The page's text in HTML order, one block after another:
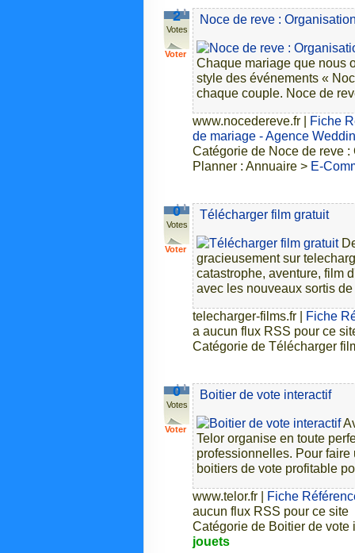
2
Votes
Voter
Noce de reve :
Chaque mariage que nous
style des événements «
chaque couple. Noce de
www.nocedereve.fr
Fiche
de mariage - Agence
Catégorie de Noce de reve
Planner : Annuaire > E-
0
Votes
Voter
Télécharger film gratuit
gracieusement sur
catastrophe, aventure, film
avec les nouveaux sortis
telecharger-films.fr
Fiche
a aucun flux RSS pour ce
Catégorie de Télécharger
0
Votes
Voter
Boitier de vote interactif
Telor organise en toute
professionnelles. Pour
boitiers de vote profitable
www.telor.fr
Fiche
aucun flux RSS pour ce site
Catégorie de Boitier de
jouets